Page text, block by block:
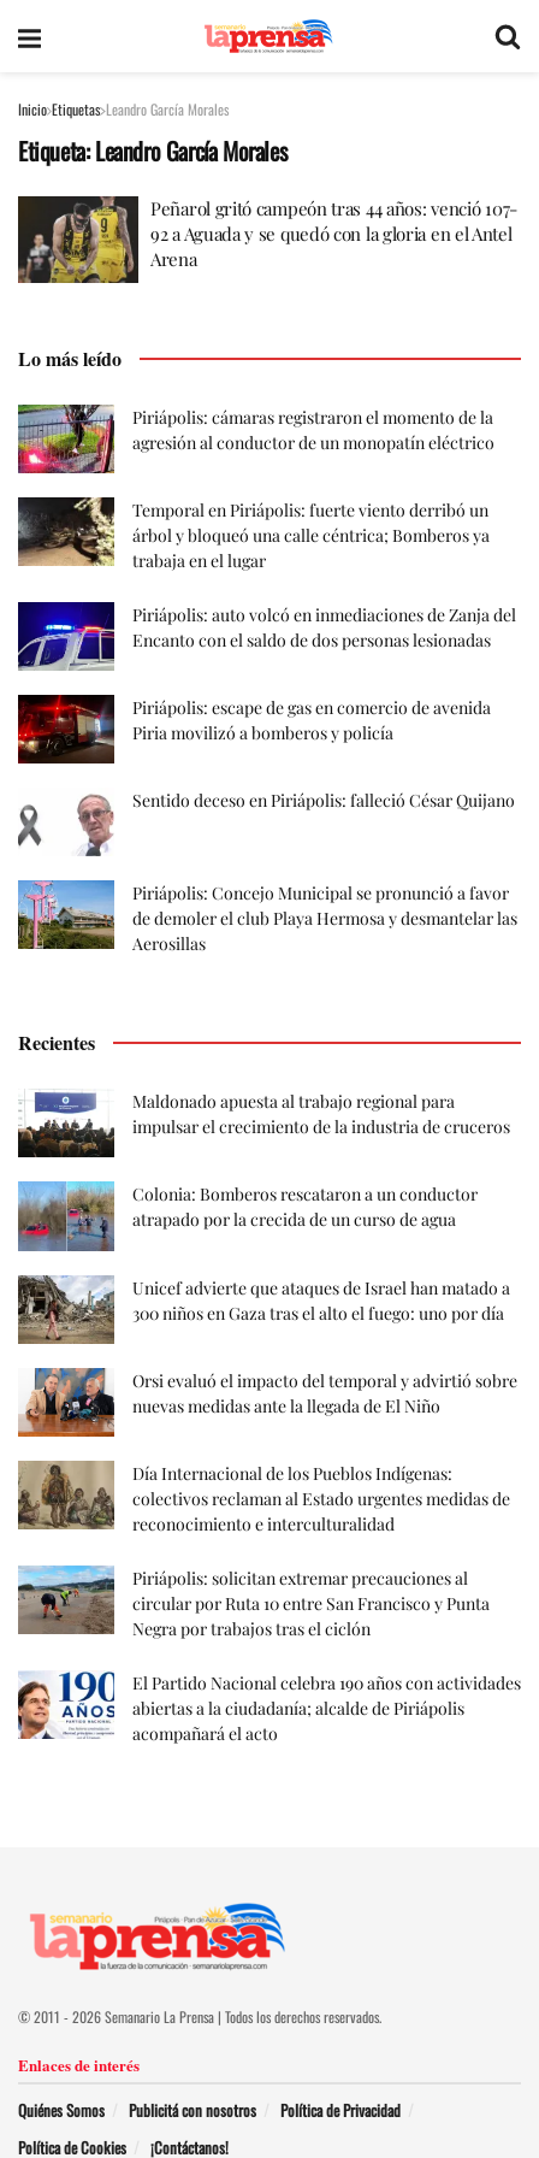
Inicio Etiquetas Leandro García Morales
Etiqueta:Leandro García Morales
Peñarol gritó campeón tras 44 años: venció 107-
92 a Aguada y se quedó con la gloria en el Antel
Arena
Lo más leído
Piriápolis: cámaras registraron el momento de la
agresión al conductor de un monopatín eléctrico
Temporal en Piriápolis: fuerte viento derribó un
árbol y bloqueó una calle céntrica; Bomberos ya
trabaja en el lugar
Piriápolis: auto volcó en inmediaciones de Zanja del
Encanto con el saldo de dos personas lesionadas
Piriápolis: escape de gas en comercio de avenida
Piria movilizó a bomberos y policía
Sentido deceso en Piriápolis: falleció César Quijano
Piriápolis: Concejo Municipal se pronunció a favor
de demoler el club Playa Hermosa y desmantelar las
Aerosillas
Recientes
Maldonado apuesta al trabajo regional para
impulsar el crecimiento de la industria de cruceros
Colonia: Bomberos rescataron a un conductor
atrapado por la crecida de un curso de agua
Unicef advierte que ataques de Israel han matado a
300 niños en Gaza tras el alto el fuego: uno por día
Orsi evaluó el impacto del temporal y advirtió sobre
nuevas medidas ante la llegada de El Niño
Día Internacional de los Pueblos Indígenas:
colectivos reclaman al Estado urgentes medidas de
reconocimiento e interculturalidad
Piriápolis: solicitan extremar precauciones al
circular por Ruta 10 entre San Francisco y Punta
Negra por trabajos tras el ciclón
El Partido Nacional celebra 190 años con actividades
abiertas a la ciudadanía; alcalde de Piriápolis
acompañará el acto
© 2011 - 2026 Semanario La Prensa | Todos los derechos reservados.
Enlaces de interés
Quiénes Somos Publicitá con nosotros
Política de Privacidad
Política de Cookies
¡Contáctanos!